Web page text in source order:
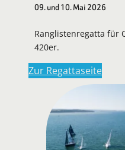
09. und 10. Mai 2026
Ranglistenregatta für
420er.
Zur Regattaseite